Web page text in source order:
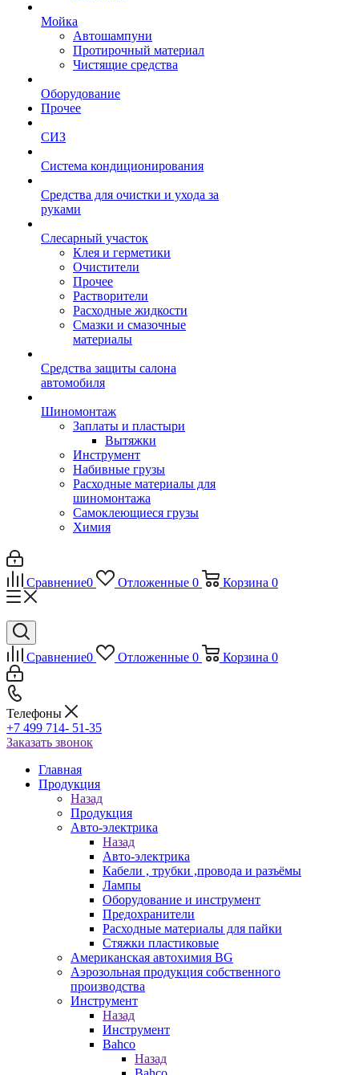
Мойка
Автошампуни
Протирочный материал
Чистящие средства
Оборудование
Прочее
СИЗ
Система кондиционирования
Средства для очистки и ухода за
руками
Слесарный участок
Клея и герметики
Очистители
Прочее
Растворители
Расходные жидкости
Смазки и смазочные
материалы
Средства защиты салона
автомобиля
Шиномонтаж
Заплаты и пластыри
Вытяжки
Инструмент
Набивные грузы
Расходные материалы для
шиномонтажа
Самоклеющиеся грузы
Химия
Сравнение0 Отложенные 0 Корзина 0
Сравнение0 Отложенные 0 Корзина 0
Телефоны
+7 499 714- 51-35
Заказать звонок
Главная
Продукция
Назад
Продукция
Авто-электрика
Назад
Авто-электрика
Кабели , трубки ,провода и разъёмы
Лампы
Оборудование и инструмент
Предохранители
Расходные материалы для пайки
Стяжки пластиковые
Американская автохимия BG
Аэрозольная продукция собственного
производства
Инструмент
Назад
Инструмент
Bahco
Назад